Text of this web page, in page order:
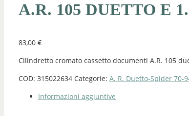
A.R. 105 DUETTO E
83,00 €
Cilindretto cromato cassetto documenti A.R. 105
COD: 315022634 Categorie: A. R. Duetto-Spider 70-
Informazioni aggiuntive